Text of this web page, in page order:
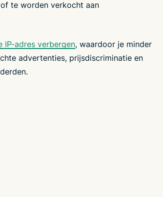
te worden verkocht aan
IP-adres verbergen, waardoor je minder
advertenties, prijsdiscriminatie en